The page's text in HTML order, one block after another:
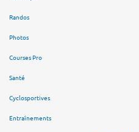
Randos
Photos
Courses Pro
Santé
Cyclosportives
Entraînements